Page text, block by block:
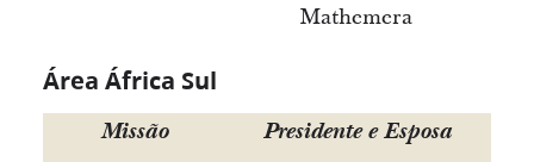
Mathemera
Área África Sul
Missão
Presidente e Esposa